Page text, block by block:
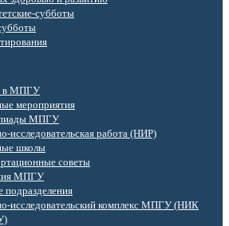
в МПГУ
мероприятия
МПГУ
исследовательская работа (НИР)
школы
советы
МПГУ
подразделения
исследовательский комплекс МПГУ (НИК